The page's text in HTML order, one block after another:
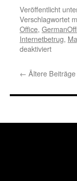
Veröffentlicht
Verschlagwortet
Office,
Internetbetrug,
deaktiviert
← Ältere Beiträge